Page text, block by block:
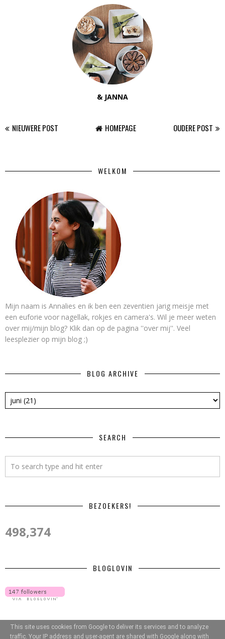
& JANNA
NIEUWERE POST OUDERE POST
HOMEPAGE
WELKOM
Mijn naam is Annalies en ik ben een zeventien jarig meisje met
een euforie voor nagellak, rokjes en camera's. Wil je meer weten
over mij/mijn blog? Klik dan op de pagina ''over mij''. Veel
leesplezier op mijn blog ;)
BLOG ARCHIVE
SEARCH
BEZOEKERS!
498,374
BLOGLOVIN
This site uses cookies from Google to deliver its services and to analyze
traffic. Your IP address and user-agent are shared with Google along with